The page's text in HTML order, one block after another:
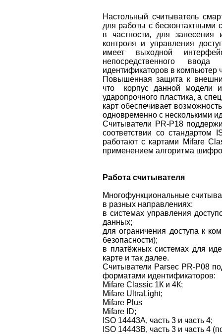
Настольный считыватель
для работы с бесконтактными
в частности, для
контроля и управления
имеет выходной
непосредственного
идентификаторов в компьютер
Повышенная защита к
что корпус данной модели
ударопрочного пластика, а
карт обеспечивает
одновременно с несколькими
Считыватели PR-P18
соответствии со
работают с картами Mifare
применением алгоритма
Работа считывателя
Многофункциональные
в разных направлениях:
в системах управления
данных;
для ограничения доступа к
безопасности);
в платёжных системах для
карте и так далее.
Считыватели Parsec PR-P08
форматами идентификаторов:
Mifare Classic 1К и 4К;
Mifare UltraLight;
Mifare Plus
Mifare ID;
ISO 14443A, часть 3 и часть 4;
ISO 14443B, часть 3 и часть 4